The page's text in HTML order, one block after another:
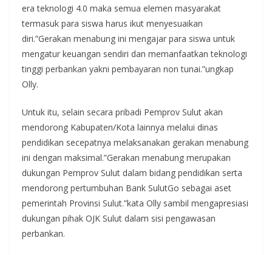
era teknologi 4.0 maka semua elemen masyarakat
termasuk para siswa harus ikut menyesuaikan
diri.”Gerakan menabung ini mengajar para siswa untuk
mengatur keuangan sendiri dan memanfaatkan teknologi
tinggi perbankan yakni pembayaran non tunai.”ungkap
Olly.
Untuk itu, selain secara pribadi Pemprov Sulut akan
mendorong Kabupaten/Kota lainnya melalui dinas
pendidikan secepatnya melaksanakan gerakan menabung
ini dengan maksimal.”Gerakan menabung merupakan
dukungan Pemprov Sulut dalam bidang pendidikan serta
mendorong pertumbuhan Bank SulutGo sebagai aset
pemerintah Provinsi Sulut.”kata Olly sambil mengapresiasi
dukungan pihak OJK Sulut dalam sisi pengawasan
perbankan.